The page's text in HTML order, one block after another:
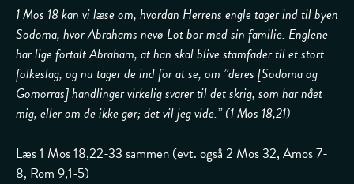
1 Mos 18 kan vi læse om, hvordan Herrens engle tager ind til byen
Sodoma, hvor Abrahams nevø Lot bor med sin familie. Englene
har lige fortalt Abraham, at han skal blive stamfader til et stort
folkeslag, og nu tager de ind for at se, om ”deres [Sodoma og
Gomorras] handlinger virkelig svarer til det skrig, som har nået
mig, eller om de ikke gør; det vil jeg vide.” (1 Mos 18,21)
Læs 1 Mos 18,22-33 sammen (evt. også 2 Mos 32, Amos 7-
8, Rom 9,1-5)